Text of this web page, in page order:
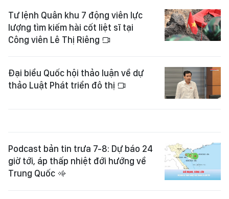
Tư lệnh Quân khu 7 động viên lực
lượng tìm kiếm hài cốt liệt sĩ tại
Công viên Lê Thị Riêng
Đại biểu Quốc hội thảo luận về dự
thảo Luật Phát triển đô thị
Podcast bản tin trưa 7-8: Dự báo 24
giờ tới, áp thấp nhiệt đới hướng về
Trung Quốc